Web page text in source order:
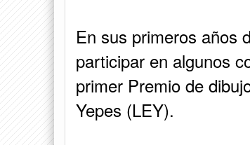
En sus primeros años
participar en algunos
primer Premio de
Yepes (LEY).